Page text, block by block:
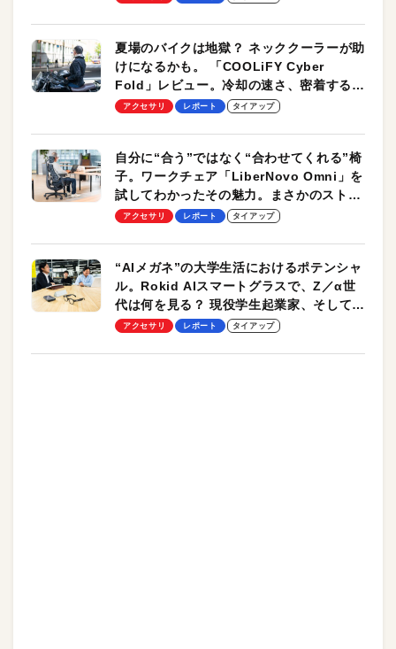
夏場のバイクは地獄？ ネッククーラーが助
けになるかも。 「COOLiFY Cyber
Fold」レビュー。冷却の速さ、密着する冷
却プレート、シンプルな操作性がグッド！
アクセサリ レポート タイアップ
自分に“合う”ではなく“合わせてくれる”椅
子。ワークチェア「LiberNovo Omni」を
試してわかったその魅力。まさかのストレ
ッチ機能も搭載
アクセサリ レポート タイアップ
“AIメガネ”の大学生活におけるポテンシャ
ル。Rokid AIスマートグラスで、Z／α世
代は何を見る？ 現役学生起業家、そして教
授による体験会レポート【PR】
アクセサリ レポート タイアップ